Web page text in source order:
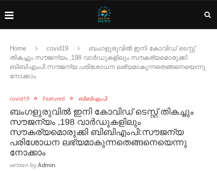
Home covid19
ബംഗളുരുവിൽ ഇനി കോവിഡ് ടെസ്റ്റ്
തികച്ചും സൗജന്യം ,198 വാർഡുകളിലും സൗകര്യമൊരുക്കി
ബിബിഎംപി:സൗജന്യ പരിശോധന ലഭ്യമാകുന്നതെങ്ങനെയെന്നു
നോക്കാം
covid19 Featured ബിബിഎംപി
ബംഗളുരുവിൽ ഇനി കോവിഡ് ടെസ്റ്റ് തികച്ചും
സൗജന്യം ,198 വാർഡുകളിലും
സൗകര്യമൊരുക്കി ബിബിഎംപി:സൗജന്യ
പരിശോധന ലഭ്യമാകുന്നതെങ്ങനെയെന്നു
നോക്കാം
written byAdmin